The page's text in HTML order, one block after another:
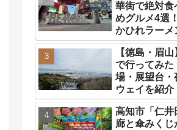
華街で絶対食
めグルメ4選
かひれラーメ
ん・ごま団
ー
【徳島・眉
で行ってみた
場・展望台
ウェイを紹介
高知市「仁井
廊と傘みくじ